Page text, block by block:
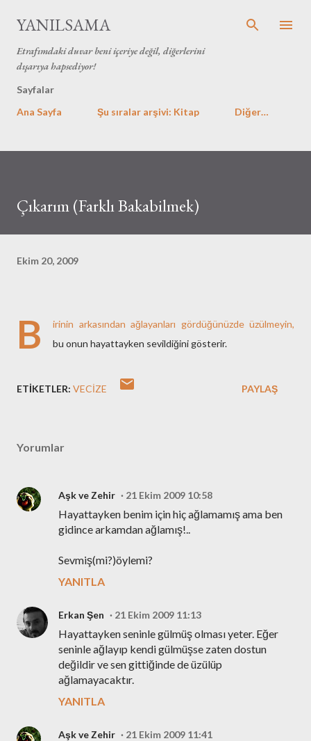
YANILSAMA
Etrafımdaki duvar beni içeriye değil, diğerlerini
dışarıya hapsediyor!
Sayfalar
Ana Sayfa
Şu sıralar arşivi: Kitap Diğer…
Çıkarım (Farklı Bakabilmek)
Ekim 20, 2009
B
irinin arkasından ağlayanları gördüğünüzde üzülmeyin,
bu onun hayattayken sevildiğini gösterir.
ETIKETLER: VECIZE PAYLAŞ
Yorumlar
Aşk ve Zehir 21 Ekim 2009 10:58
Hayattayken benim için hiç ağlamamış ama ben
gidince arkamdan ağlamış!..
Sevmiş(mi?)öylemi?
YANITLA
Erkan Şen 21 Ekim 2009 11:13
Hayattayken seninle gülmüş olması yeter. Eğer
seninle ağlayıp kendi gülmüşse zaten dostun
değildir ve sen gittiğinde de üzülüp
ağlamayacaktır.
YANITLA
Aşk ve Zehir 21 Ekim 2009 11:41